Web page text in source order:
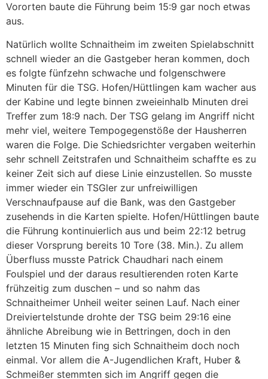
Vororten baute die Führung beim 15:9 gar noch etwas
aus.
Natürlich wollte Schnaitheim im zweiten Spielabschnitt
schnell wieder an die Gastgeber heran kommen, doch
es folgte fünfzehn schwache und folgenschwere
Minuten für die TSG. Hofen/Hüttlingen kam wacher aus
der Kabine und legte binnen zweieinhalb Minuten drei
Treffer zum 18:9 nach. Der TSG gelang im Angriff nicht
mehr viel, weitere Tempogegenstöße der Hausherren
waren die Folge. Die Schiedsrichter vergaben weiterhin
sehr schnell Zeitstrafen und Schnaitheim schaffte es zu
keiner Zeit sich auf diese Linie einzustellen. So musste
immer wieder ein TSGler zur unfreiwilligen
Verschnaufpause auf die Bank, was den Gastgeber
zusehends in die Karten spielte. Hofen/Hüttlingen baute
die Führung kontinuierlich aus und beim 22:12 betrug
dieser Vorsprung bereits 10 Tore (38. Min.). Zu allem
Überfluss musste Patrick Chaudhari nach einem
Foulspiel und der daraus resultierenden roten Karte
frühzeitig zum duschen – und so nahm das
Schnaitheimer Unheil weiter seinen Lauf. Nach einer
Dreiviertelstunde drohte der TSG beim 29:16 eine
ähnliche Abreibung wie in Bettringen, doch in den
letzten 15 Minuten fing sich Schnaitheim doch noch
einmal. Vor allem die A-Jugendlichen Kraft, Huber &
Schmeißer stemmten sich im Angriff gegen die